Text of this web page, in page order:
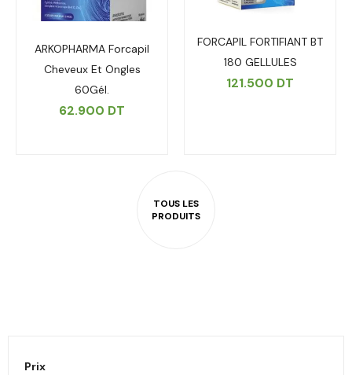
Prix
ARKOPHARMA Forcapil
Cheveux Et Ongles
60Gél.
62.900 DT
FORCAPIL FORTIFIANT BT
180 GELLULES
121.500 DT